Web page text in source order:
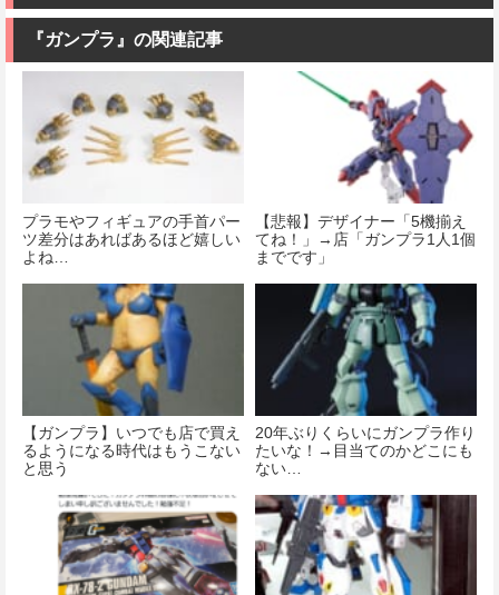
『ガンプラ』の関連記事
プラモやフィギュアの手首パー
ツ差分はあればあるほど嬉しい
よね…
【悲報】デザイナー「5機揃え
てね！」→店「ガンプラ1人1個
までです」
【ガンプラ】いつでも店で買え
るようになる時代はもうこない
と思う
20年ぶりくらいにガンプラ作り
たいな！→目当てのかどこにも
ない…